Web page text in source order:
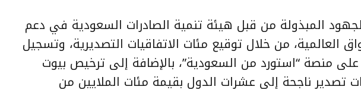
المبذولة من قبل هيئة تنمية الصادرات السعودية في دعم
العالمية، من خلال توقيع مئات الاتفاقيات التصديرية، وتسجيل
منصة “استورد من السعودية”، بالإضافة إلى ترخيص بيوت
تصدير ناجحة إلى عشرات الدول بقيمة مئات الملايين من